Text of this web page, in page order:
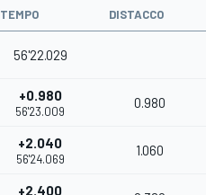
TEMPO DISTACCO
56'22.029
+0.980
56'23.009
0.980
+2.040
56'24.069
1.060
+2.400